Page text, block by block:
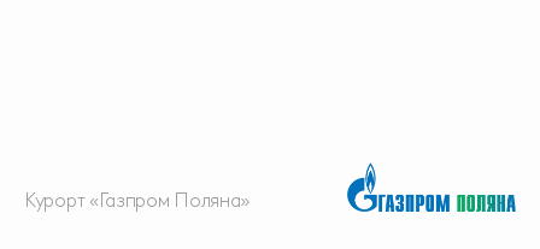
Курорт «Газпром Поляна»